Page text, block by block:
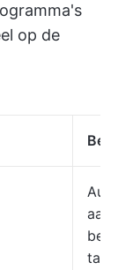
op de